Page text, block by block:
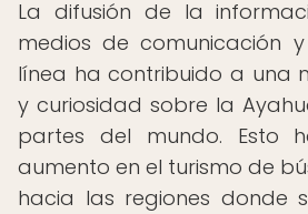
La difusión de la
medios de comunicación
línea ha contribuido a una
y curiosidad sobre la
partes del mundo. Esto
aumento en el turismo de
hacia las regiones donde